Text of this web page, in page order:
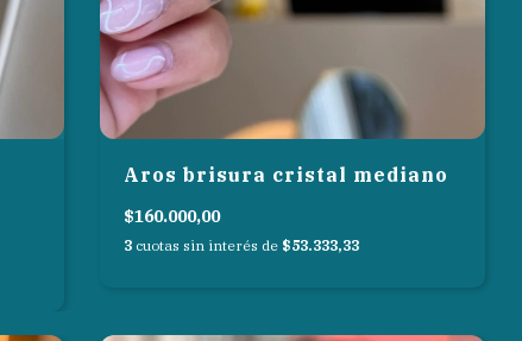
Aros brisura cristal mediano
$160.000,00
3 cuotas sin interés de $53.333,33